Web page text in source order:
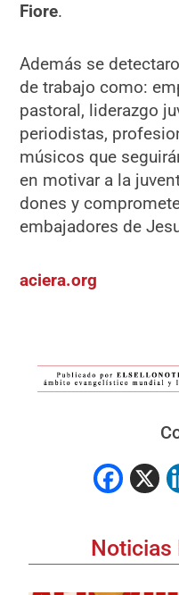
Fiore.
Además se
de trabajo como:
pastoral, liderazgo
periodistas,
músicos que
en motivar a la
dones y
embajadores de
aciera.org
Noticias